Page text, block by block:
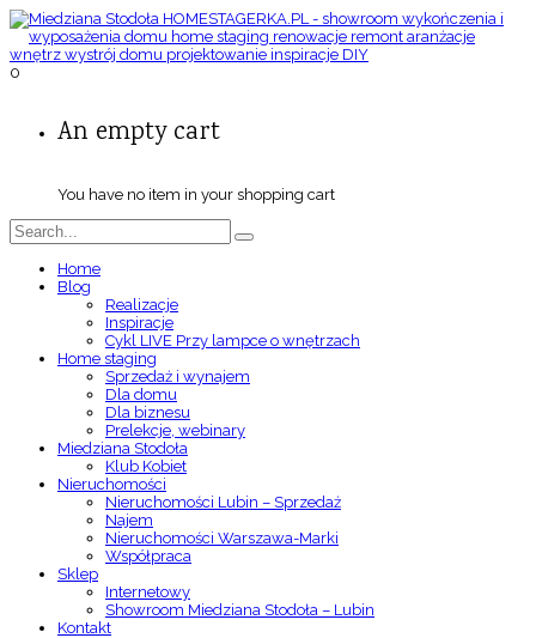
0
An empty cart
You have no item in your shopping cart
Home
Blog
Realizacje
Inspiracje
Cykl LIVE Przy lampce o wnętrzach
Home staging
Sprzedaż i wynajem
Dla domu
Dla biznesu
Prelekcje, webinary
Miedziana Stodoła
Klub Kobiet
Nieruchomości
Nieruchomości Lubin – Sprzedaż
Najem
Nieruchomości Warszawa-Marki
Współpraca
Sklep
Internetowy
Showroom Miedziana Stodoła – Lubin
Kontakt